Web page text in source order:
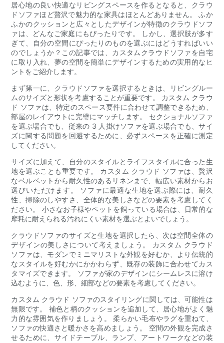
居心地の良い快適なリビングスペースを作るとなると、クラウ
ドソファほど贅沢で魅力的な家具はほとんどありません。 ふか
ふかのクッションと広々としたデザインが特徴のクラウドソフ
ァは、どんなご家庭にもぴったりです。 しかし、選択肢が多す
ぎて、自分の空間にぴったりのものを選ぶにはどうすればいい
のでしょうか？この記事では、カスタムクラウドソファを自宅
に取り入れ、夢の空間を簡単にデザインするための実用的なヒ
ントをご紹介します。
まず第一に、クラウドソファを選択するときは、リビングルー
ムのサイズと形状を考慮することが重要です。 カスタム クラウ
ド ソファは、特定のスペース要件に合わせて調整できるため、
部屋のレイアウトに完璧にマッチします。 セクショナルソファ
を選ぶ場合でも、従来の 3 人掛けソファを選ぶ場合でも、サイ
ズに関する問題を回避するために、必ずスペースを正確に測定
してください。
サイズに加えて、自分のスタイルとライフスタイルに合った生
地を選ぶことも重要です。 カスタム クラウド ソファは、贅沢
なベルベットから耐久性のあるリネンまで、幅広い素材からお
選びいただけます。 ソファに最適な生地を選ぶ際には、耐久
性、掃除のしやすさ、全体的な美しさなどの要素を考慮してく
ださい。 小さなお子様やペットを飼っている場合は、日常的な
摩耗に耐えられる汚れにくい素材を選ぶとよいでしょう。
クラウドソファのサイズと生地を選択したら、次は空間全体の
デザインの美しさについて考えましょう。 カスタム クラウド
ソファは、モダンでミニマリストな外観を好むか、より伝統的
なスタイルを好むかにかかわらず、既存の装飾に合わせてカス
タマイズできます。 ソファが家のデザインにシームレスに溶け
込むように、色、形、細部などの要素を考慮してください。
カスタム クラウド ソファのスタイリングに関しては、可能性は
無限です。 補色と柄のクッションを追加して、居心地がよく魅
力的な雰囲気を作りましょう。 柔らかい毛布やラグを重ねて、
ソファの快適さと暖かさを高めましょう。 空間の外観を完成さ
せるために、サイドテーブル、ランプ、アートワークなどの装